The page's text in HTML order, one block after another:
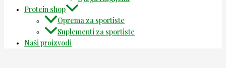
Protein shop
Oprema za sportiste
Suplementi za sportiste
Naši proizvodi